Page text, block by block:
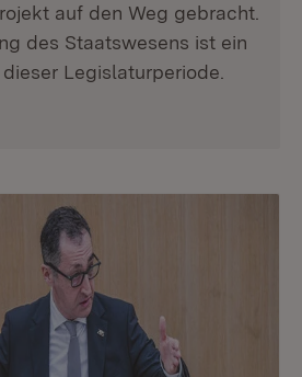
auf den Weg gebracht.
des Staatswesens ist ein
Legislaturperiode.